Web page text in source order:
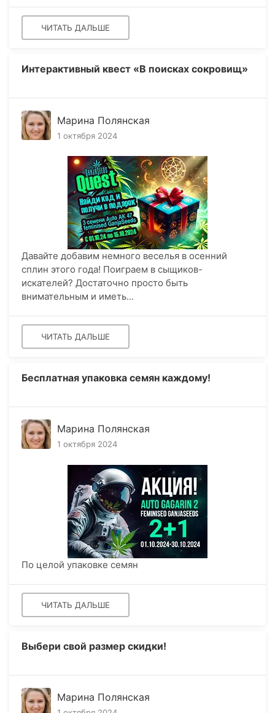
ЧИТАТЬ ДАЛЬШЕ
Интерактивный квест «В поисках сокровищ»
Марина Полянская
1 октября 2024
Давайте добавим немного веселья в осенний
сплин этого года! Поиграем в сыщиков-
искателей? Достаточно просто быть
внимательным и иметь...
ЧИТАТЬ ДАЛЬШЕ
Бесплатная упаковка семян каждому!
Марина Полянская
1 октября 2024
По целой упаковке семян
ЧИТАТЬ ДАЛЬШЕ
Выбери свой размер скидки!
Марина Полянская